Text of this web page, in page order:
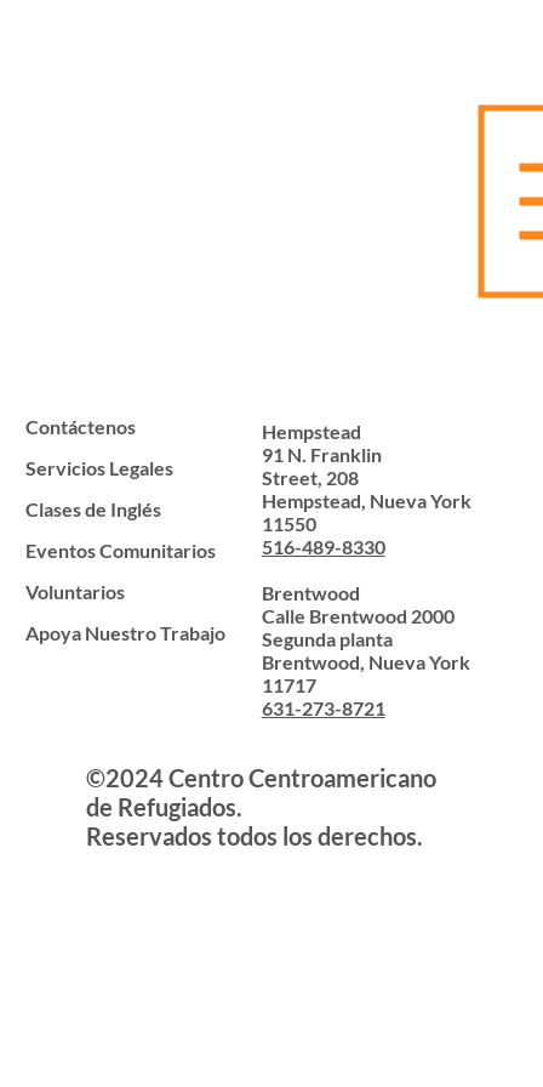
Contáctenos
Servicios Legales
Clases de Inglés
Eventos Comunitarios
Voluntarios
Apoya Nuestro Trabajo
©2024 Centro Centroamericano
de Refugiados.
Reservados todos los derechos.
Hempstead
91 N. Franklin
Street, 208
Hempstead, Nueva York
11550
516-489-8330
Brentwood
Calle Brentwood 2000
Segunda planta
Brentwood, Nueva York
11717
631-273-8721